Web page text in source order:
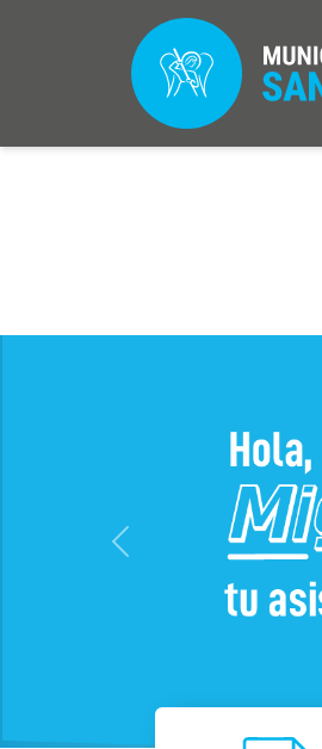
Previous